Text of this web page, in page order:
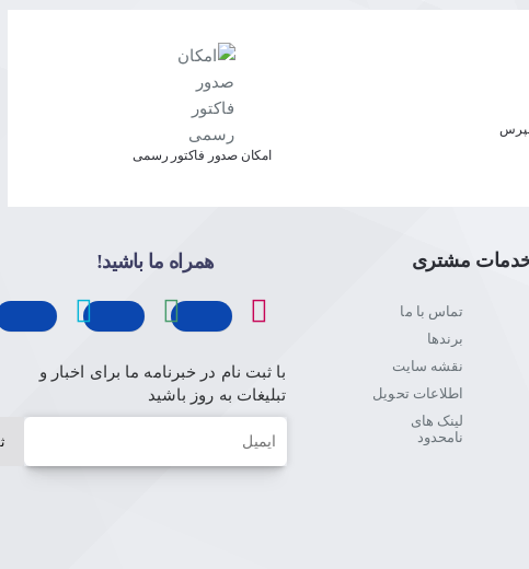
امکان صدور فاکتور رسمی
مشتری
تماس با ما
برندها
نقشه سایت
اطلاعات تحویل
لینک های
نامحدود
همراه ما باشید!
با ثبت نام در خبرنامه ما برای اخبار و
تبلیغات به روز باشید
ایمیل